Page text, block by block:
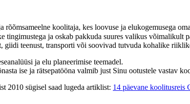
koolitaja, kes loovuse ja elukogemusega
tingimustega ja oskab pakkuda suures valikus
teenust, transporti või soovivad tutvuda kohalike
ja elu planeerimise teemadel.
ise ja rätsepatööna valmib just Sinu ootustele vastav
2010 sügisel saad lugeda artiklist: 14 päevane koolitusreis